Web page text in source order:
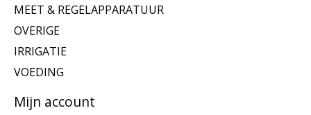
MEET & REGELAPPARATUUR
OVERIGE
IRRIGATIE
VOEDING
Mijn account